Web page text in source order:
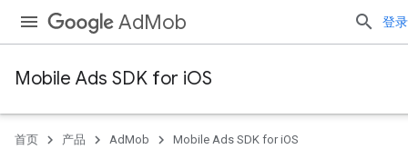
AdMob 登录
Mobile Ads SDK for iOS
首页 产品 AdMob Mobile Ads SDK for iOS